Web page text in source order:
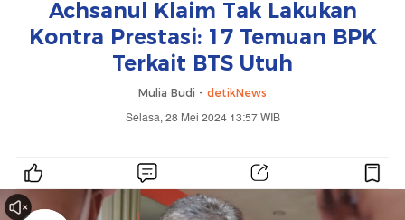
Achsanul Klaim Tak Lakukan
Kontra Prestasi: 17 Temuan BPK
Terkait BTS Utuh
Mulia Budi - detikNews
Selasa, 28 Mei 2024 13:57 WIB